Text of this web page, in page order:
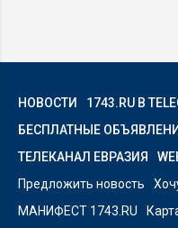
НОВОСТИ
1743.RU В
БЕСПЛАТНЫЕ
ТЕЛЕКАНАЛ ЕВРАЗИЯ
Предложить новость
МАНИФЕСТ 1743.RU